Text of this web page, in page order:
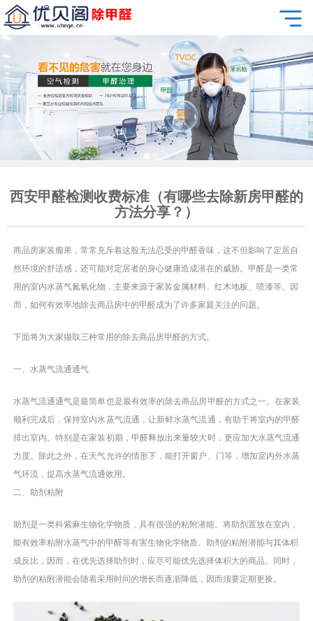
西安甲醛检测收费标准（有哪些去除新房甲醛的
方法分享？）
商品房家装瘤果，常常充斥着这股无法忍受的甲醛香味，这不但影响了定居自
然环境的舒适感，还可能对定居者的身心健康造成潜在的威胁。甲醛是一类常
用的室内水蒸气氮氧化物，主要来源于家装金属材料、红木地板、喷漆等。因
而，如何有效率地除去商品房中的甲醛成为了许多家庭关注的问题。
下面将为大家撷取三种常用的除去商品房甲醛的方式。
一、水蒸气流通通气
水蒸气流通通气是最简单也是最有效率的除去商品房甲醛的方式之一。在家装
顺利完成后，保持室内水蒸气流通，让新鲜水蒸气流通，有助于将室内的甲醛
排出室内。特别是在家装初期，甲醛释放出来量较大时，更应加大水蒸气流通
力度。除此之外，在天气允许的情形下，能打开窗户、门等，增加室内外水蒸
气环流，提高水蒸气流通效用。
二、助剂粘附
助剂是一类科紫麻生物化学物质，具有很强的粘附潜能。将助剂置放在室内，
能有效率粘附水蒸气中的甲醛等有害生物化学物质。助剂的粘附潜能与其体积
成反比，因而，在优先选择助剂时，应尽可能优先选择体积大的商品。同时，
助剂的粘附潜能会随着采用时间的增长而逐渐降低，因而须要定期更换。